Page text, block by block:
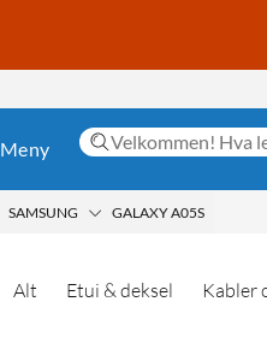
Meny
SAMSUNG GALAXY A05S
Alt Etui & deksel Kabler